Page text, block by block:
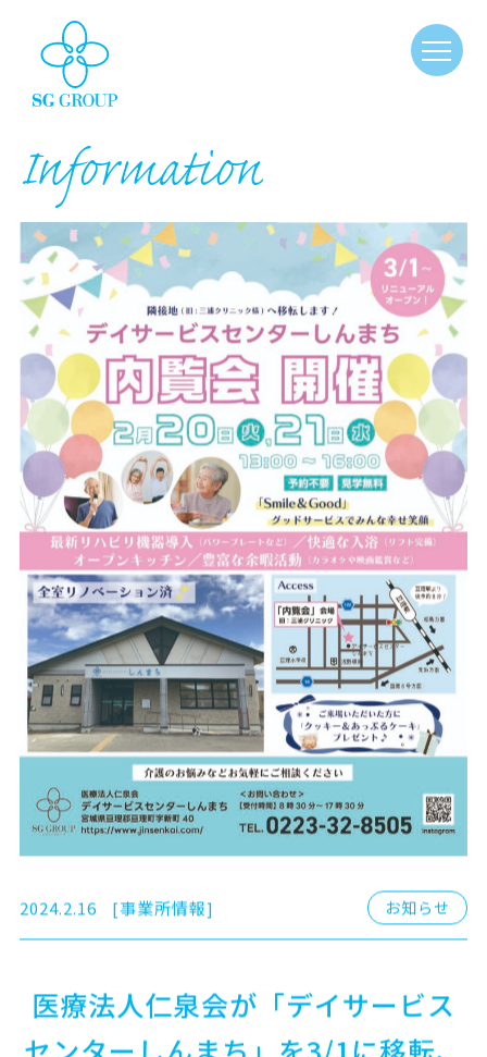
Information
2024.2.16 [事業所情報] お知らせ
医療法人仁泉会が「デイサービス